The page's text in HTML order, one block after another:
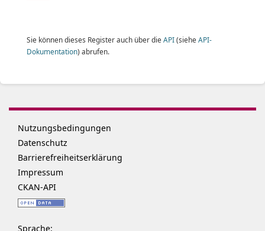
Sie können dieses Register auch über die API(siehe API-
Dokumentation) abrufen.
Nutzungsbedingungen
Datenschutz
Barrierefreiheitserklärung
Impressum
CKAN-API
Sprache